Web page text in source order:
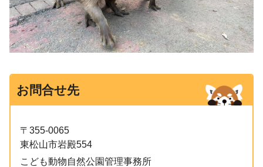
お問合せ先
〒355-0065
東松山市岩殿554
こども動物自然公園管理事務所